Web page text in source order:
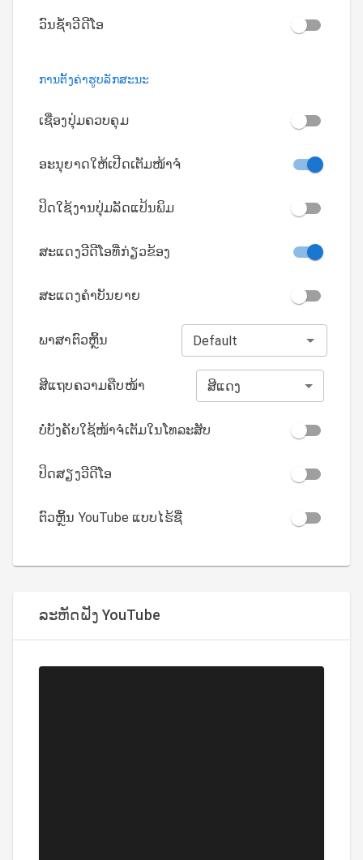
ວົນຊ້ຳວີດີໂອ
ການຕັ້ງຄ່າຮູບລັກສະນະ
ເຊື່ອງປຸ່ມຄວບຄຸມ
ອະນຸຍາດໃຫ້ເປີດເຕັມໜ້າຈໍ
ປິດໃຊ້ງານປຸ່ມລັດແປ້ນພິມ
ສະແດງວີດີໂອທີ່ກ່ຽວຂ້ອງ
ສະແດງຄໍາບັນຍາຍ
ພາສາຕົວຫຼິ້ນ
ສີແຖບຄວາມຄືບໜ້າ ສີແດງ
ບໍ່ບັງຄັບໃຊ້ໜ້າຈໍເຕັມໃນໂທລະສັບ
ປິດສຽງວີດີໂອ
ຕົວຫຼິ້ນ YouTube ແບບໄຮ້ຊື່
ລະຫັດຝັງ YouTube